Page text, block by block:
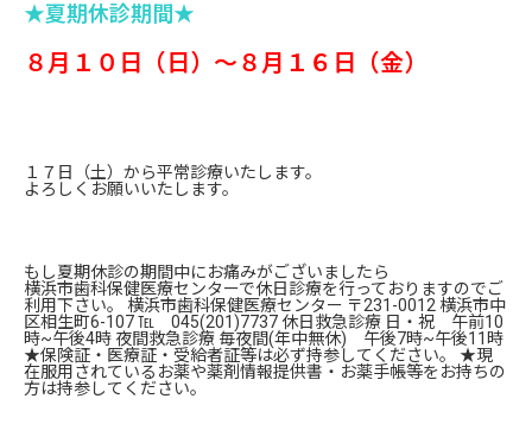
★夏期休診期間★
８月１０日（日）～８月１６日（金）
１７日（土）から平常診療いたします。
よろしくお願いいたします。
もし夏期休診の期間中にお痛みがございましたら
横浜市歯科保健医療センターで休日診療を行っておりますのでご
利用下さい。 横浜市歯科保健医療センター 〒231-0012 横浜市中
区相生町6-107 ℡ 045(201)7737 休日救急診療 日・祝 午前10
時~午後4時 夜間救急診療 毎夜間(年中無休) 午後7時~午後11時
★保険証・医療証・受給者証等は必ず持参してください。 ★現
在服用されているお薬や薬剤情報提供書・お薬手帳等をお持ちの
方は持参してください。